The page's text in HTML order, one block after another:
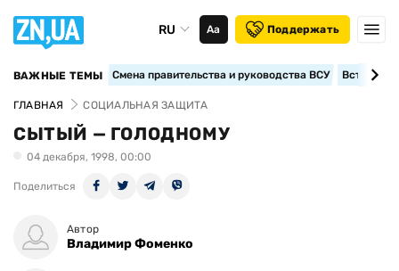
RU Аа Поддержать
ВАЖНЫЕ ТЕМЫ Смена правительства и руководства ВСУ
ГЛАВНАЯ СОЦИАЛЬНАЯ ЗАЩИТА
СЫТЫЙ — ГОЛОДНОМУ
04 декабря, 1998, 00:00
Поделиться
Автор
Владимир Фоменко